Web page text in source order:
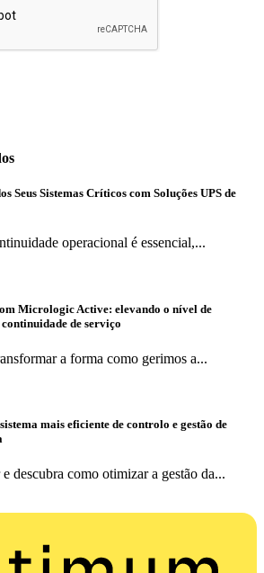
Seus Sistemas Críticos com Soluções UPS de
operacional é essencial,...
Micrologic Active: elevando o nível de
de serviço
a forma como gerimos a...
mais eficiente de controlo e gestão de
descubra como otimizar a gestão da...